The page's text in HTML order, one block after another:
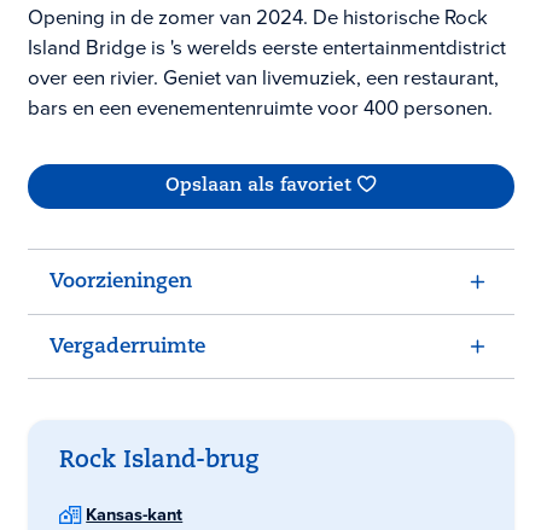
Opening in de zomer van 2024. De historische Rock
Island Bridge is 's werelds eerste entertainmentdistrict
over een rivier. Geniet van livemuziek, een restaurant,
bars en een evenementenruimte voor 400 personen.
Opslaan als favoriet
Voorzieningen
Vergaderruimte
Rock Island-brug
Kansas-kant